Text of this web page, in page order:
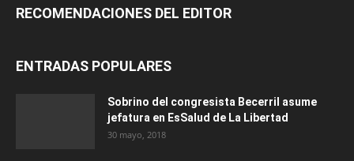
RECOMENDACIONES DEL EDITOR
ENTRADAS POPULARES
Sobrino del congresista Becerril asume
jefatura en EsSalud de La Libertad
30 mayo, 2018